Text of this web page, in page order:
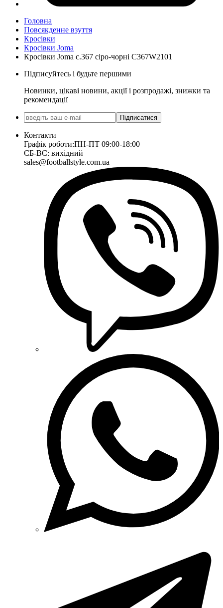
Головна
Повсякденне взуття
Кросівки
Кросівки Joma
Кросівки Joma c.367 сіро-чорні C367W2101
Підписуйтесь і будьте першими
Новинки, цікаві новини, акції і розпродажі, знижки та
рекомендації
Підписатися
Контакти
Графік роботи:ПН-ПТ 09:00-18:00
СБ-ВС: вихідний
sales@footballstyle.com.ua